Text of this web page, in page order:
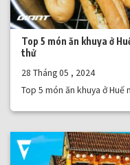
Top 5 món ăn khuya ở
thử
28 Tháng 05 , 2024
Top 5 món ăn khuya ở Huế